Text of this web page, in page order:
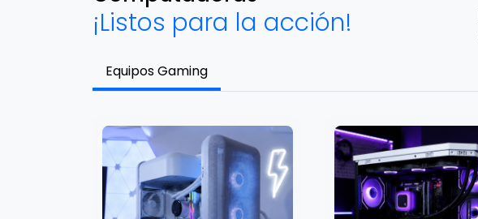
¡Listos para la acción!
Equipos Gaming